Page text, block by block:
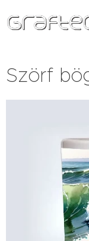
Szörf